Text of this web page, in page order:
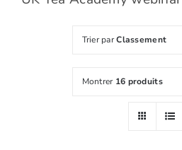
Les Ateliers du thé
Trier parClassement
Montrer 16 produits